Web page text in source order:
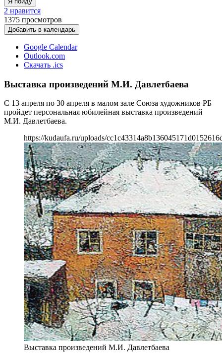
2 нравится
1375 просмотров
Добавить в календарь
Google Calendar
Outlook.com
Скачать .ics
Выставка произведений М.И. Давлетбаева
С 13 апреля по 30 апреля в малом зале Союза художников РБ
пройдет персональная юбилейная выставка произведений
М.И. Давлетбаева.
https://kudaufa.ru/uploads/
Выставка произведений М.И. Давлетбаева